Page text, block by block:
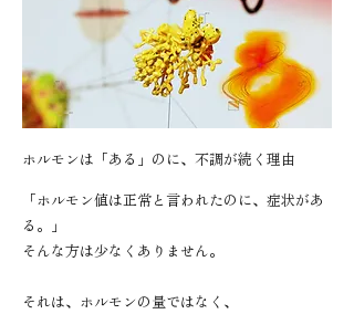
ホルモンは「ある」のに、不調が続く理由
「ホルモン値は正常と言われたのに、症状があ
る。」
そんな方は少なくありません。
それは、ホルモンの量ではなく、